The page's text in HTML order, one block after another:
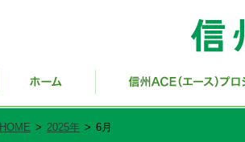
HOME > 2025年 > 6月